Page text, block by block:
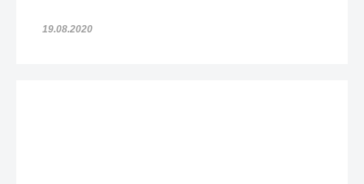
19.08.2020